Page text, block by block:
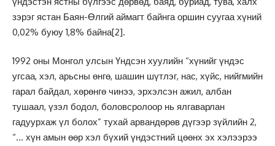
зэрэг ястан Баян-Өлгий аймагт байнга оршин суугаа хүний
0,02% буюу 1,8% байна[2].
1992 оны Монгол улсын Үндсэн хуулийн “хүнийг үндэс
угсаа, хэл, арьсны өнгө, шашин шүтлэг, нас, хүйс, нийгмийн
гарал байдал, хөрөнгө чинээ, эрхэлсэн ажил, албан
тушаал, үзэл бодол, боловсролоор нь ялгаварлан
гадуурхаж үл болох” тухай арвандөрөв дүгээр зүйлийн 2,
“… хүн амын өөр хэл бүхий үндэстний цөөнх эх хэлээрээ